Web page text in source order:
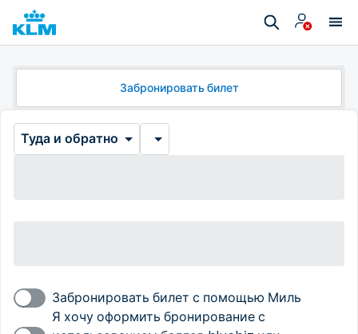
Забронировать билет
Туда и обратно
Забронировать билет с помощью Миль
Я хочу оформить бронирование с